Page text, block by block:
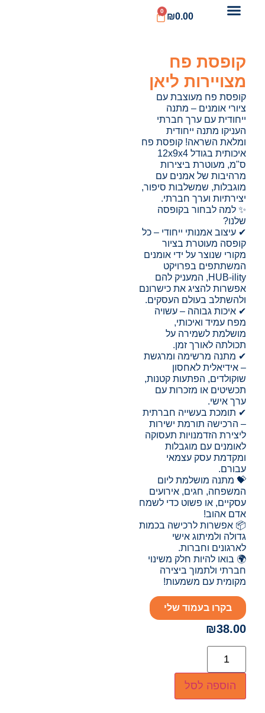
₪0.00
0
קופסת פח
מצויירות ליאן
קופסת פח מעוצבת עם
ציורי אומנים – מתנה
ייחודית עם ערך חברתי
העניקו מתנה ייחודית
ומלאת השראה! קופסת פח
איכותית בגודל 12x9x4
ס"מ, מעוטרת ביצירות
מרהיבות של אמנים עם
מוגבלות, שמשלבות סיפור,
יצירתיות וערך חברתי.
✨ למה לבחור בקופסה
שלנו?
✔ עיצוב אמנותי ייחודי – כל
קופסה מעוטרת בציור
מקורי שנוצר על ידי אומנים
המשתתפים בפרויקט
HUB-ility, המעניק להם
אפשרות להציג את כישרונם
ולהשתלב בעולם העסקים.
✔ איכות גבוהה – עשויה
מפח עמיד ואיכותי,
מושלמת לשמירה על
תכולתה לאורך זמן.
✔ מתנה מרשימה ומרגשת
– אידיאלית לאחסון
שוקולדים, הפתעות קטנות,
תכשיטים או מזכרות עם
ערך אישי.
✔ תומכת בעשייה חברתית
– הרכישה תורמת ישירות
ליצירת הזדמנויות תעסוקה
לאומנים עם מוגבלות
ומקדמת עסק עצמאי
עבורם.
💝 מתנה מושלמת ליום
המשפחה, חגים, אירועים
עסקיים, או פשוט כדי לשמח
אדם אהוב!
📦 אפשרות לרכישה בכמות
גדולה ולמיתוג אישי
לארגונים וחברות.
🌍 בואו להיות חלק משינוי
חברתי ולתמוך ביצירה
מקומית עם משמעות!
בקרו בעמוד שלי
₪38.00
הוספה לסל